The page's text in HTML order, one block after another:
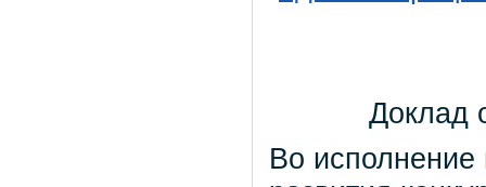
Доклад
Во исполнение